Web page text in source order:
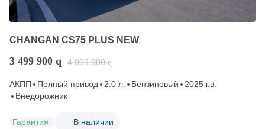
CHANGAN CS75 PLUS NEW
3 499 900 q 4 099 900 q
АКПП Полный привод 2.0 л. Бензиновый
2025 г.в.
Внедорожник
Гарантия В наличии